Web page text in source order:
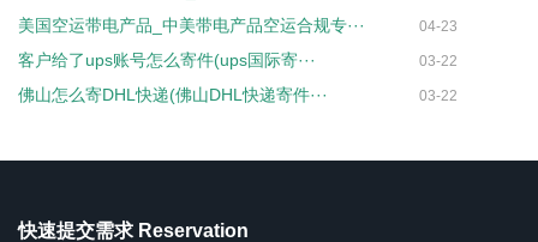
美国空运带电产品_中美带电产品空运合规专··· 04-23
客户给了ups账号怎么寄件(ups国际寄··· 03-22
佛山怎么寄DHL快递(佛山DHL快递寄件··· 03-22
快速提交需求 Reservation